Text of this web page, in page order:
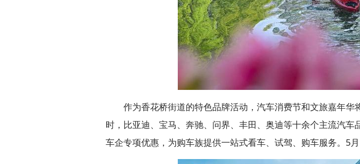
作为香花桥街道的特色品牌活动，汽车消费节和文旅嘉年华
时，比亚迪、宝马、奔驰、问界、丰田、奥迪等十余个主流汽
车企专项优惠，为购车族提供一站式看车、试驾、购车服务。5月